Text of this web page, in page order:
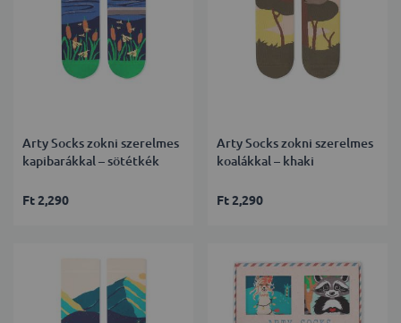
Arty Socks zokni szerelmes
kapibarákkal – sötétkék
Ft 2,290
Arty Socks zokni szerelmes
koalákkal – khaki
Ft 2,290